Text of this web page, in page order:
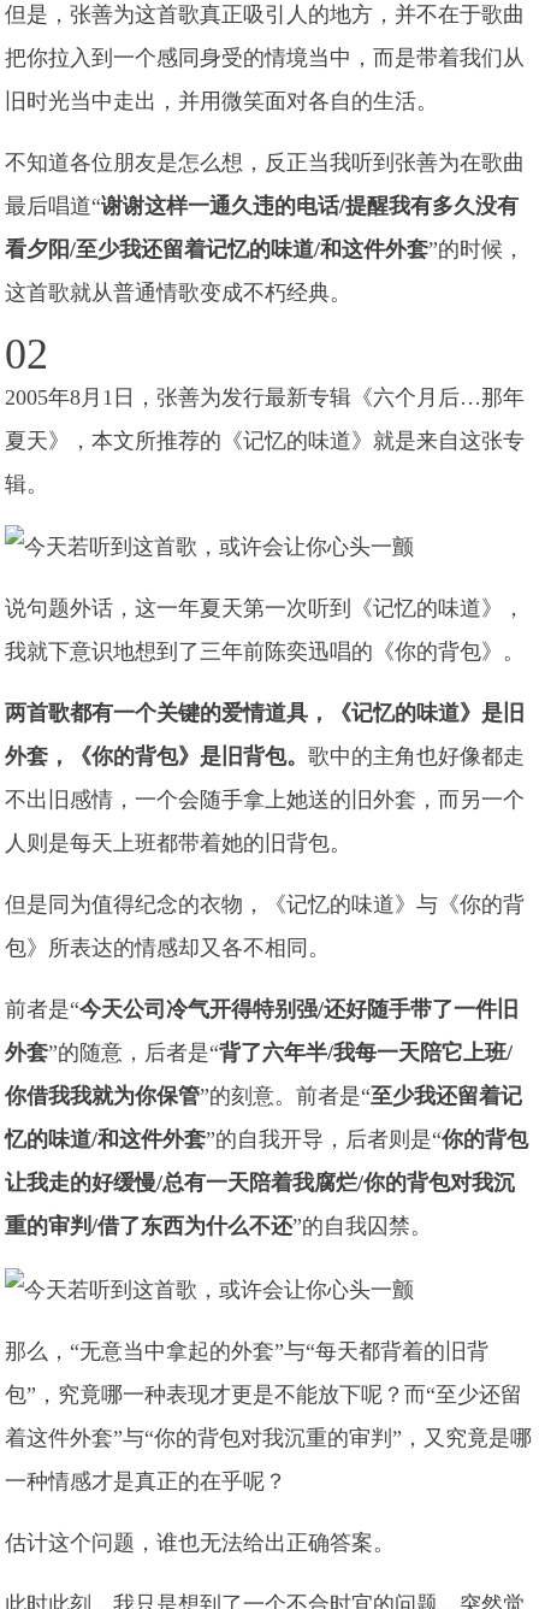
但是，张善为这首歌真正吸引人的地方，并不在于歌曲
把你拉入到一个感同身受的情境当中，而是带着我们从
旧时光当中走出，并用微笑面对各自的生活。
不知道各位朋友是怎么想，反正当我听到张善为在歌曲
最后唱道“谢谢这样一通久违的电话/提醒我有多久没有
看夕阳/至少我还留着记忆的味道/和这件外套”的时候，
这首歌就从普通情歌变成不朽经典。
02
2005年8月1日，张善为发行最新专辑《六个月后…那年
夏天》，本文所推荐的《记忆的味道》就是来自这张专
辑。
说句题外话，这一年夏天第一次听到《记忆的味道》，
我就下意识地想到了三年前陈奕迅唱的《你的背包》。
两首歌都有一个关键的爱情道具，《记忆的味道》是旧
外套，《你的背包》是旧背包。歌中的主角也好像都走
不出旧感情，一个会随手拿上她送的旧外套，而另一个
人则是每天上班都带着她的旧背包。
但是同为值得纪念的衣物，《记忆的味道》与《你的背
包》所表达的情感却又各不相同。
前者是“今天公司冷气开得特别强/还好随手带了一件旧
外套”的随意，后者是“背了六年半/我每一天陪它上班/
你借我我就为你保管”的刻意。前者是“至少我还留着记
忆的味道/和这件外套”的自我开导，后者则是“你的背包
让我走的好缓慢/总有一天陪着我腐烂/你的背包对我沉
重的审判/借了东西为什么不还”的自我囚禁。
那么，“无意当中拿起的外套”与“每天都背着的旧背
包”，究竟哪一种表现才更是不能放下呢？而“至少还留
着这件外套”与“你的背包对我沉重的审判”，又究竟是哪
一种情感才是真正的在乎呢？
估计这个问题，谁也无法给出正确答案。